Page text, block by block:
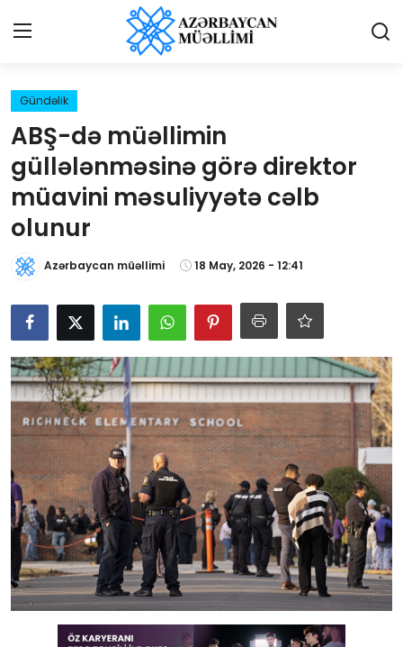
Giriş
Qəzetə elan ver
Əlaqə
Haqqımızda
Reklam və elan
Biz kimik?
Bütün xəbərlər
Gündəlik
Rəsmi
Təhsil
Müsahibə
Elm və innovasiya
Gündəlik
ABŞ-də müəllimin
güllələnməsinə görə direktor
müavini məsuliyyətə cəlb
olunur
Azərbaycan müəllimi 18 May, 2026 - 12:41